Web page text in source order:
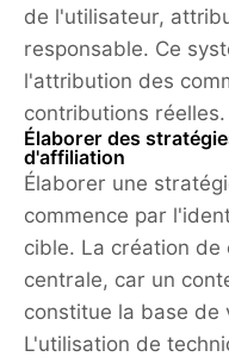
de l'utilisateur,
responsable. Ce
l'attribution des
contributions réelles.
Élaborer des
d'affiliation
Élaborer une
commence par
cible. La création de
centrale, car un
constitue la base de
L'utilisation de